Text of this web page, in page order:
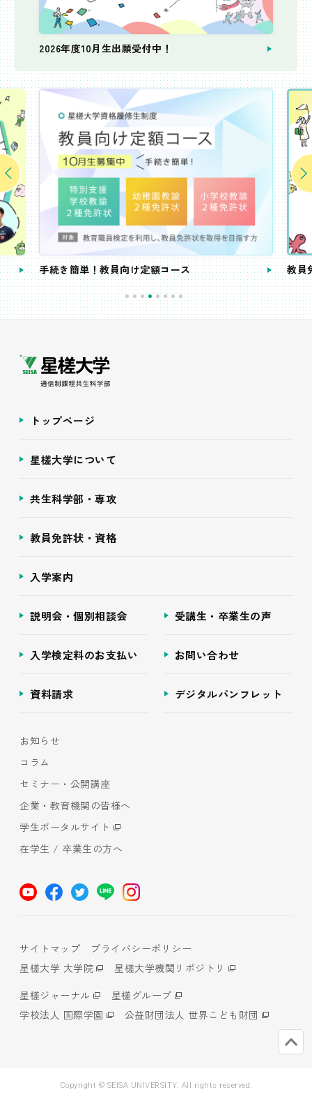
2026年度10月生出願受付中！
手続き簡単！教員向け定額コース 教員
トップページ
星槎大学について
共生科学部・専攻
教員免許状・資格
入学案内
説明会・個別相談会 受講生・卒業生の声
入学検定料のお支払い お問い合わせ
資料請求 デジタルパンフレット
お知らせ
コラム
セミナー・公開講座
企業・教育機関の皆様へ
学生ポータルサイト
在学生 / 卒業生の方へ
サイトマップ
プライバシーポリシー
星槎大学 大学院
星槎大学機関リポジトリ
星槎ジャーナル
星槎グループ
学校法人 国際学園
公益財団法人 世界こども財団
Copyright © SEISA UNIVERSITY. All rights reserved.